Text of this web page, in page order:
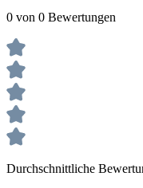
0 von 0 Bewertungen
Durchschnittliche